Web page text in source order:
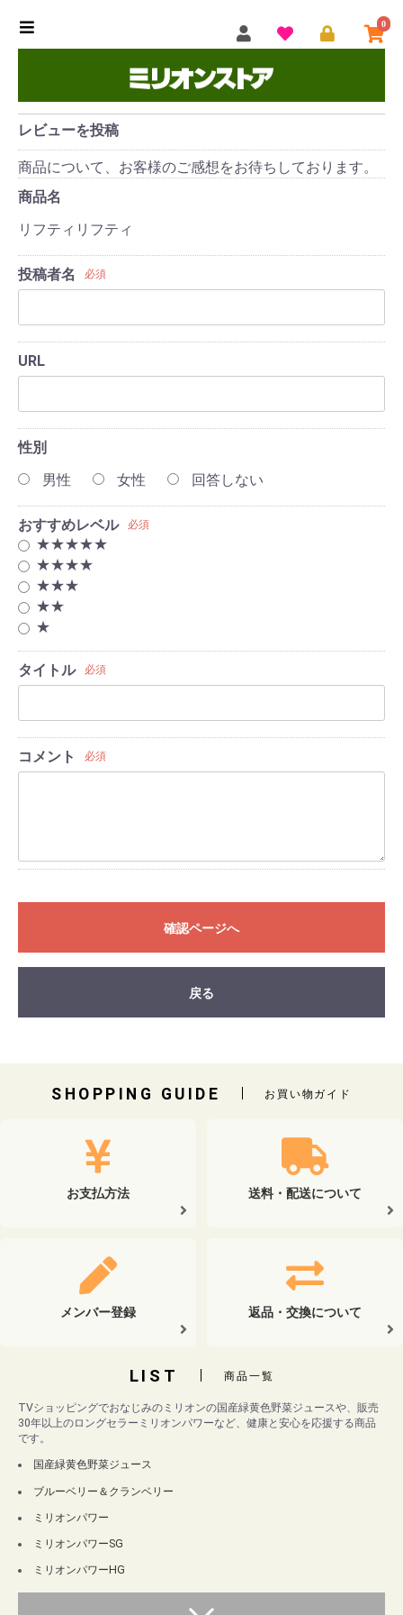
0
レビューを投稿
商品について、お客様のご感想をお待ちしております。
商品名
リフティリフティ
投稿者名 必須
URL
性別
男性
女性 回答しない
おすすめレベル 必須
★★★★★
★★★★
★★★
★★
★
タイトル 必須
コメント 必須
確認ページへ
戻る
SHOPPING GUIDE お買い物ガイド
お支払方法 送料・配送について
メンバー登録 返品・交換について
LIST 商品一覧
TVショッピングでおなじみのミリオンの国産緑黄色野菜ジュースや、販売
30年以上のロングセラーミリオンパワーなど、健康と安心を応援する商品
です。
国産緑黄色野菜ジュース
ブルーベリー＆クランベリー
ミリオンパワー
ミリオンパワーSG
ミリオンパワーHG